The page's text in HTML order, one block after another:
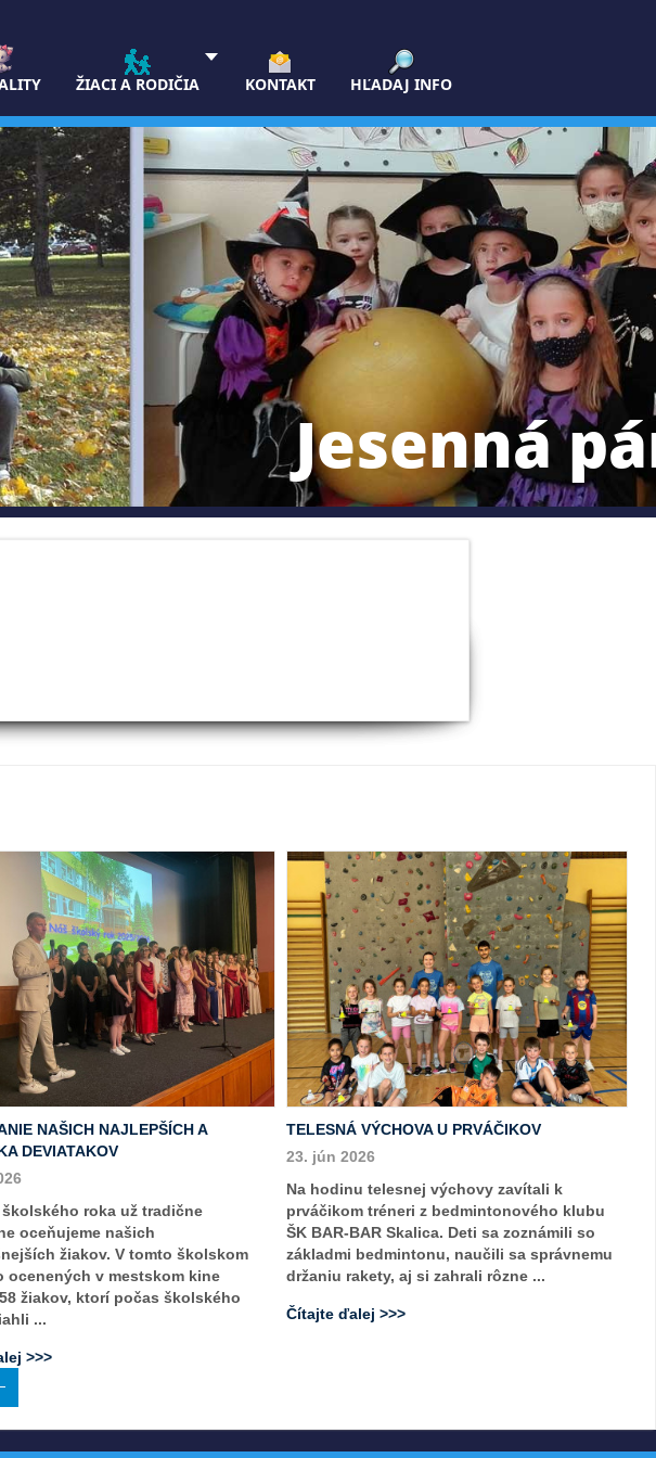
ŽIACI A RODIČIA KONTAKT HĽADAJ INFO
Jesenná
NAŠICH NAJLEPŠÍCH A
DEVIATAKOV
roka už tradične
oceňujeme našich
žiakov. V tomto školskom
ocenených v mestskom kine
žiakov, ktorí počas školského
...
>>>
TELESNÁ VÝCHOVA U PRVÁČIKOV
23. jún 2026
Na hodinu telesnej výchovy zavítali k
prváčikom tréneri z bedmintonového klubu
ŠK BAR-BAR Skalica. Deti sa zoznámili so
základmi bedmintonu, naučili sa správnemu
držaniu rakety, aj si zahrali rôzne ...
Čítajte ďalej >>>